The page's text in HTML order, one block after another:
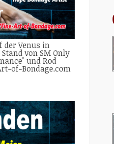
der Venus in
von SM Only
und Rod
of-Bondage.com